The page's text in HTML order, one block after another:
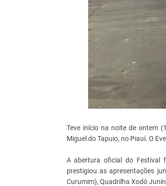
Teve início na noite de ontem
Miguel do Tapuio, no Piauí. O
A abertura oficial do Festival
prestigiou as apresentações
Curumim), Quadrilha Xodó